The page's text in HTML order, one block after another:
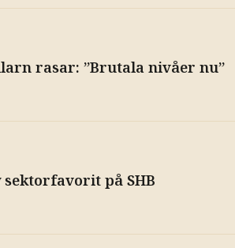
rasar: ”Brutala nivåer nu”
på SHB